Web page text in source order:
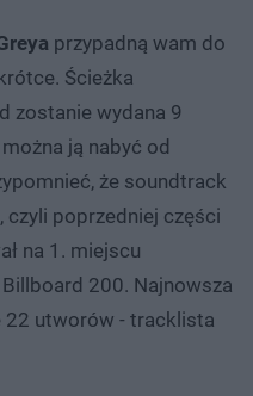
przypadną wam do
Ścieżka
zostanie wydana 9
ją nabyć od
że soundtrack
czyli poprzedniej części
na 1. miejscu
200. Najnowsza
22 utworów - tracklista